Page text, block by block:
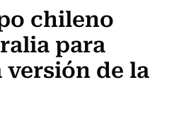
chileno
para
de la